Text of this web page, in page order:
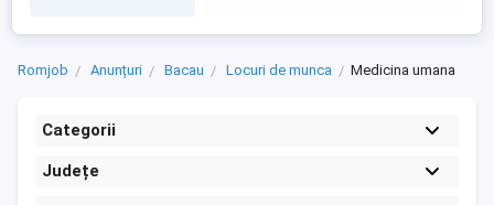
Romjob Anunțuri Bacau Locuri de munca Medicina umana
Categorii
Județe